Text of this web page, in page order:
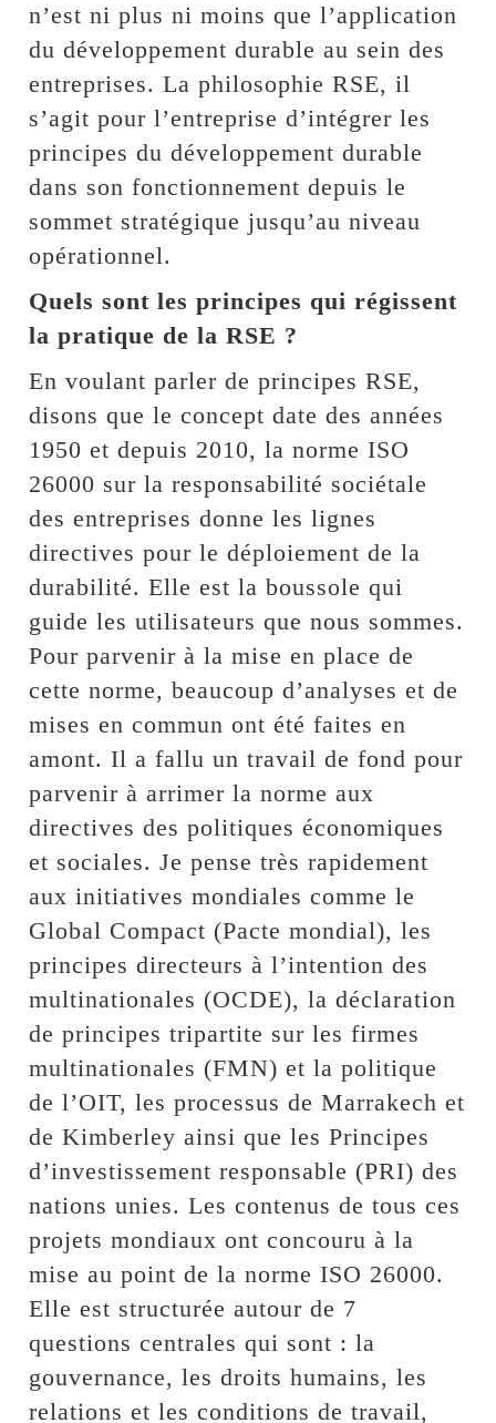
n’est ni plus ni moins que l’application
du développement durable au sein des
entreprises. La philosophie RSE, il
s’agit pour l’entreprise d’intégrer les
principes du développement durable
dans son fonctionnement depuis le
sommet stratégique jusqu’au niveau
opérationnel.
Quels sont les principes qui régissent
la pratique de la RSE ?
En voulant parler de principes RSE,
disons que le concept date des années
1950 et depuis 2010, la norme ISO
26000 sur la responsabilité sociétale
des entreprises donne les lignes
directives pour le déploiement de la
durabilité. Elle est la boussole qui
guide les utilisateurs que nous sommes.
Pour parvenir à la mise en place de
cette norme, beaucoup d’analyses et de
mises en commun ont été faites en
amont. Il a fallu un travail de fond pour
parvenir à arrimer la norme aux
directives des politiques économiques
et sociales. Je pense très rapidement
aux initiatives mondiales comme le
Global Compact (Pacte mondial), les
principes directeurs à l’intention des
multinationales (OCDE), la déclaration
de principes tripartite sur les firmes
multinationales (FMN) et la politique
de l’OIT, les processus de Marrakech et
de Kimberley ainsi que les Principes
d’investissement responsable (PRI) des
nations unies. Les contenus de tous ces
projets mondiaux ont concouru à la
mise au point de la norme ISO 26000.
Elle est structurée autour de 7
questions centrales qui sont : la
gouvernance, les droits humains, les
relations et les conditions de travail,